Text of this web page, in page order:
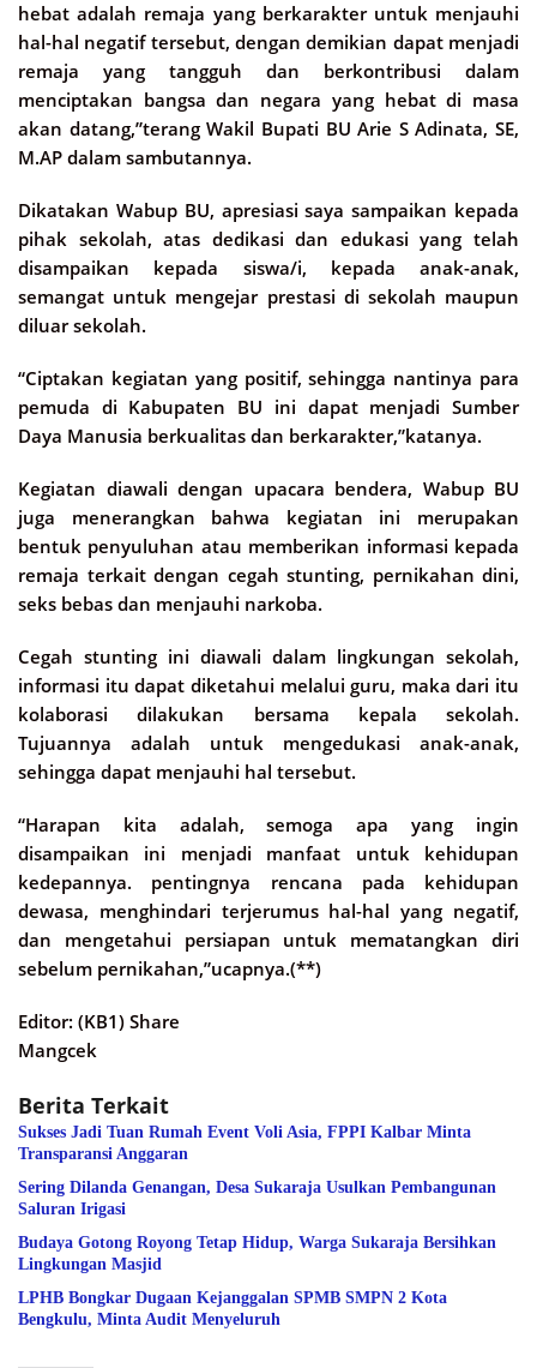
hebat adalah remaja yang berkarakter untuk menjauhi
hal-hal negatif tersebut, dengan demikian dapat menjadi
remaja yang tangguh dan berkontribusi dalam
menciptakan bangsa dan negara yang hebat di masa
akan datang,”terang Wakil Bupati BU Arie S Adinata, SE,
M.AP dalam sambutannya.
Dikatakan Wabup BU, apresiasi saya sampaikan kepada
pihak sekolah, atas dedikasi dan edukasi yang telah
disampaikan kepada siswa/i, kepada anak-anak,
semangat untuk mengejar prestasi di sekolah maupun
diluar sekolah.
“Ciptakan kegiatan yang positif, sehingga nantinya para
pemuda di Kabupaten BU ini dapat menjadi Sumber
Daya Manusia berkualitas dan berkarakter,”katanya.
Kegiatan diawali dengan upacara bendera, Wabup BU
juga menerangkan bahwa kegiatan ini merupakan
bentuk penyuluhan atau memberikan informasi kepada
remaja terkait dengan cegah stunting, pernikahan dini,
seks bebas dan menjauhi narkoba.
Cegah stunting ini diawali dalam lingkungan sekolah,
informasi itu dapat diketahui melalui guru, maka dari itu
kolaborasi dilakukan bersama kepala sekolah.
Tujuannya adalah untuk mengedukasi anak-anak,
sehingga dapat menjauhi hal tersebut.
“Harapan kita adalah, semoga apa yang ingin
disampaikan ini menjadi manfaat untuk kehidupan
kedepannya. pentingnya rencana pada kehidupan
dewasa, menghindari terjerumus hal-hal yang negatif,
dan mengetahui persiapan untuk mematangkan diri
sebelum pernikahan,”ucapnya.(**)
Editor: (KB1) Share
Mangcek
Berita Terkait
Sukses Jadi Tuan Rumah Event Voli Asia, FPPI Kalbar Minta
Transparansi Anggaran
Sering Dilanda Genangan, Desa Sukaraja Usulkan Pembangunan
Saluran Irigasi
Budaya Gotong Royong Tetap Hidup, Warga Sukaraja Bersihkan
Lingkungan Masjid
LPHB Bongkar Dugaan Kejanggalan SPMB SMPN 2 Kota
Bengkulu, Minta Audit Menyeluruh